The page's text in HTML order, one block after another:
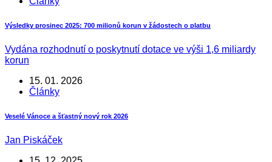
Výsledky prosinec 2025: 700 milionů korun v žádostech o platbu
Vydána rozhodnutí o poskytnutí dotace ve výši 1,6 miliardy
korun
15. 01. 2026
Články
Veselé Vánoce a šťastný nový rok 2026
Jan Piskáček